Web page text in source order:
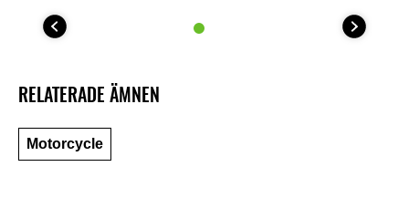
RELATERADE ÄMNEN
Motorcycle